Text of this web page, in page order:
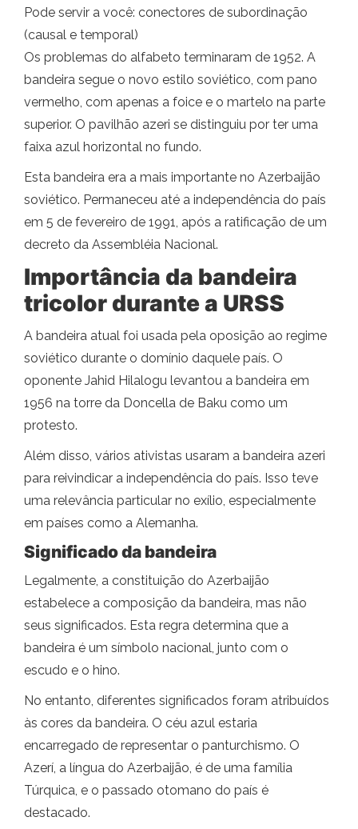
Pode servir a você: conectores de subordinação
(causal e temporal)
Os problemas do alfabeto terminaram de 1952. A
bandeira segue o novo estilo soviético, com pano
vermelho, com apenas a foice e o martelo na parte
superior. O pavilhão azeri se distinguiu por ter uma
faixa azul horizontal no fundo.
Esta bandeira era a mais importante no Azerbaijão
soviético. Permaneceu até a independência do país
em 5 de fevereiro de 1991, após a ratificação de um
decreto da Assembléia Nacional.
Importância da bandeira
tricolor durante a URSS
A bandeira atual foi usada pela oposição ao regime
soviético durante o domínio daquele país. O
oponente Jahid Hilalogu levantou a bandeira em
1956 na torre da Doncella de Baku como um
protesto.
Além disso, vários ativistas usaram a bandeira azeri
para reivindicar a independência do país. Isso teve
uma relevância particular no exílio, especialmente
em países como a Alemanha.
Significado da bandeira
Legalmente, a constituição do Azerbaijão
estabelece a composição da bandeira, mas não
seus significados. Esta regra determina que a
bandeira é um símbolo nacional, junto com o
escudo e o hino.
No entanto, diferentes significados foram atribuídos
às cores da bandeira. O céu azul estaria
encarregado de representar o panturchismo. O
Azerí, a língua do Azerbaijão, é de uma família
Túrquica, e o passado otomano do país é
destacado.